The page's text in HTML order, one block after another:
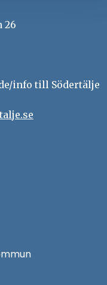
26
info till Södertälje